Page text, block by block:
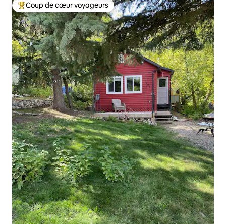
Coup de cœur voyageurs parmi les plus aimés
Coup de cœur voyageurs